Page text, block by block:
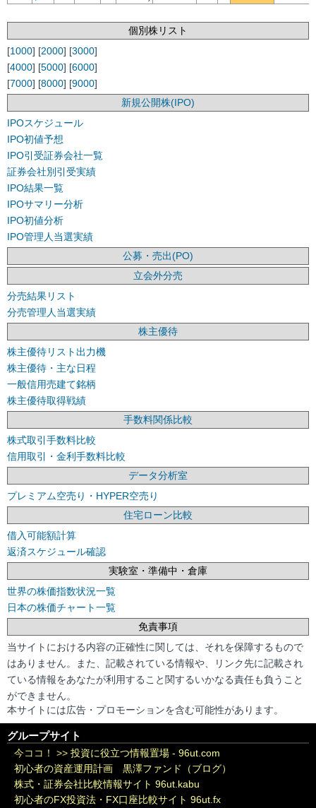
個別株リスト
[1000] [2000] [3000]
[4000] [5000] [6000]
[7000] [8000] [9000]
新規公開株(IPO)
IPOスケジュール
IPO初値予想
IPO引受証券会社一覧
証券会社別引受実績
IPO結果一覧
IPOサマリー分析
IPO初値分析
IPO管理人当選実績
公募・売出(PO)
立会外分売
分売結果リスト
分売管理人当選実績
株主優待
株主優待リスト出力機
株主優待・主な日程
一般信用売建て銘柄
株主優待取得戦績
手数料関係比較
株式取引手数料比較
信用取引・金利手数料比較
データ分析室
プレミアム空売り・HYPER空売り
住宅ローン比較
借入可能額計算
返済スケジュール確認
実験室・準備中・倉庫
世界の株価指数状況一覧
日本の株価チャート一覧
免責事項
当サイトにおける内容の正確性に関しては、それを保障するもので
はありません。また、記載されている情報や、リンク先に記載され
ている情報をあなたが利用すること関するいかなる責任も負うこと
ができません。
本サイトには広告・プロモーションを含む可能性があります。
グループサイト
今ココ！ >> 投資に役立つ情報置場 - 96ut.com
初心者の資産運用計画 黒澤ファンド（ブログ）
株式・証券会社比較情報サイト 96ut.kabu
初心者のFX投資法・FX口座比較サイト 96ut.fx